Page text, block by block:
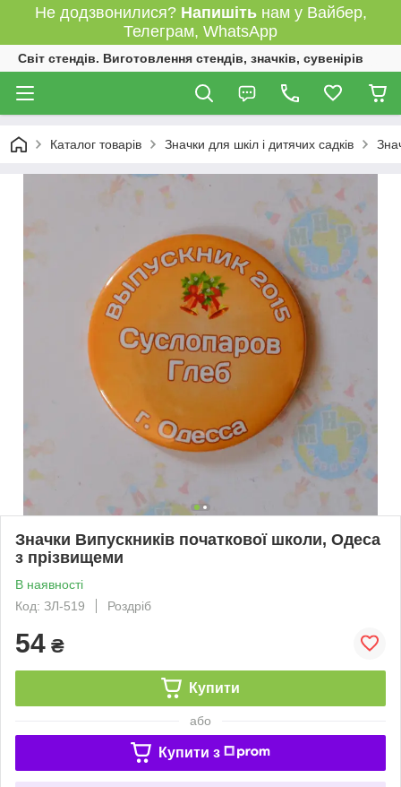
Не додзвонилися? Напишітьнам у Вайбер,
Телеграм, WhatsApp
Світ стендів. Виготовлення стендів, значків, сувенірів
Каталог товарів Значки для шкіл і дитячих садків
Значки Випускників початкової школи, Одеса
з прізвищеми
В наявності
Код: ЗЛ-519
Роздріб
54 ₴
Купити
або
Купити з